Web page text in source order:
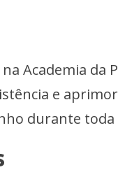
Academia da
e
durante toda